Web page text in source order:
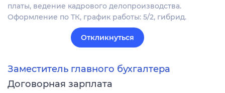
платы, ведение кадрового делопроизводства.
Оформление по ТК, график работы: 5/2, гибрид.
Откликнуться
Заместитель главного бухгалтера
Договорная зарплата